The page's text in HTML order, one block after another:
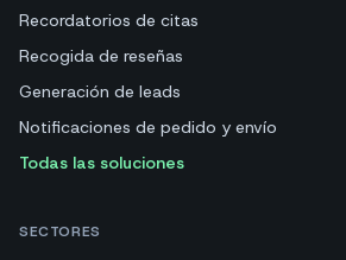
Recordatorios de citas
Recogida de reseñas
Generación de leads
Notificaciones de pedido y envío
Todas las soluciones
SECTORES